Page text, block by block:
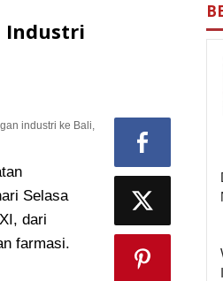
Industri
industri ke Bali,
Selasa
dari
farmasi.